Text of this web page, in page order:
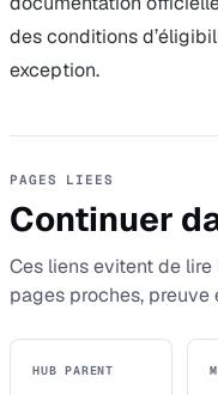
des conditions
exception.
PAGES LIEES
Continuer
Ces liens evitent de
pages proches,
HUB PARENT